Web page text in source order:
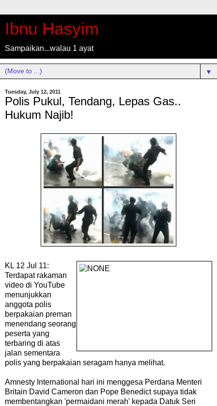
Ibnu Hasyim
Sampaikan...walau 1 ayat
▼
Tuesday, July 12, 2011
Polis Pukul, Tendang, Lepas Gas..
Hukum Najib!
KL 12 Jul 11:
Terdapat rakaman
video di YouTube
menunjukkan
anggota polis
berpakaian preman
menendang seorang
peserta yang
terbaring di atas
jalan sementara
polis yang berpakaian seragam hanya melihat.
Amnesty International hari ini menggesa Perdana Menteri
Britain David Cameron dan Pope Benedict supaya tidak
membentangkan 'permaidani merah' kepada Datuk Seri